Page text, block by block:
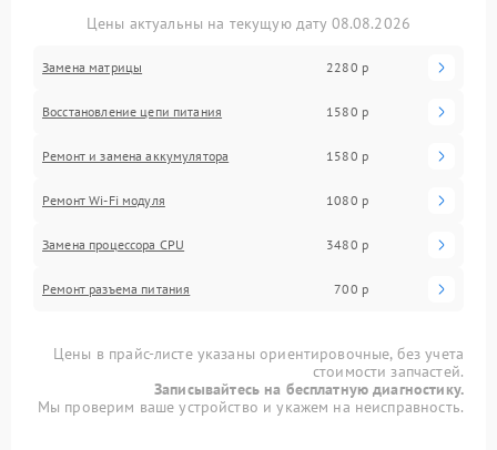
Цены актуальны на текущую дату 08.08.2026
Замена матрицы 2280 р
Восстановление цепи питания 1580 р
Ремонт и замена аккумулятора 1580 р
Ремонт Wi-Fi модуля 1080 р
Замена процессора CPU 3480 р
Ремонт разъема питания 700 р
Цены в прайс-листе указаны ориентировочные, без учета
стоимости запчастей.
Записывайтесь на бесплатную диагностику.
Мы проверим ваше устройство и укажем на неисправность.